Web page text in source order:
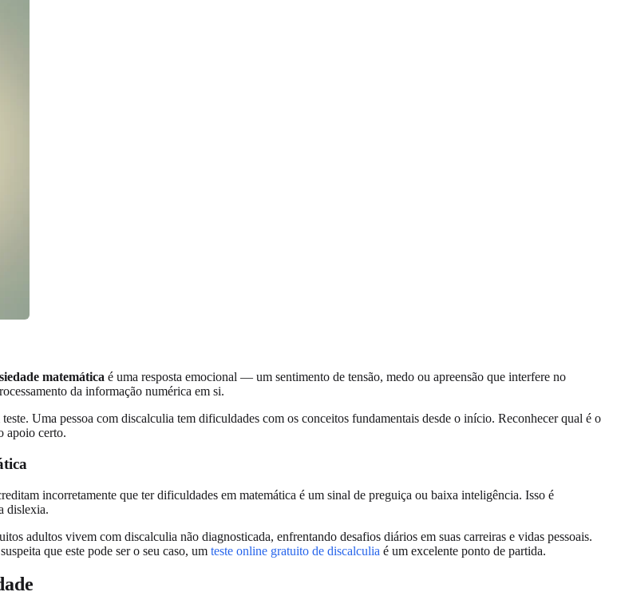
matemática é uma resposta emocional — um sentimento de tensão, medo ou apreensão que interfere no
da informação numérica em si.
Uma pessoa com discalculia tem dificuldades com os conceitos fundamentais desde o início. Reconhecer qual é o
apoio certo.
incorretamente que ter dificuldades em matemática é um sinal de preguiça ou baixa inteligência. Isso é
dislexia.
adultos vivem com discalculia não diagnosticada, enfrentando desafios diários em suas carreiras e vidas pessoais.
que este pode ser o seu caso, um teste online gratuito de discalculia é um excelente ponto de partida.